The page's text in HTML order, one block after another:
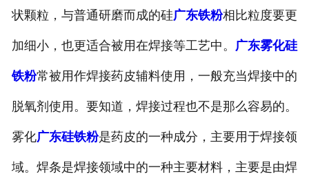
联系我们
状颗粒，与普通研磨而成的硅广东铁粉相比粒度要更
加细小，也更适合被用在焊接等工艺中。 广东雾化硅
铁粉常被用作焊接药皮辅料使用，一般充当焊接中的
脱氧剂使用。要知道，焊接过程也不是那么容易的。
雾化广东硅铁粉是药皮的一种成分，主要用于焊接领
域。焊条是焊接领域中的一种主要材料，主要是由焊